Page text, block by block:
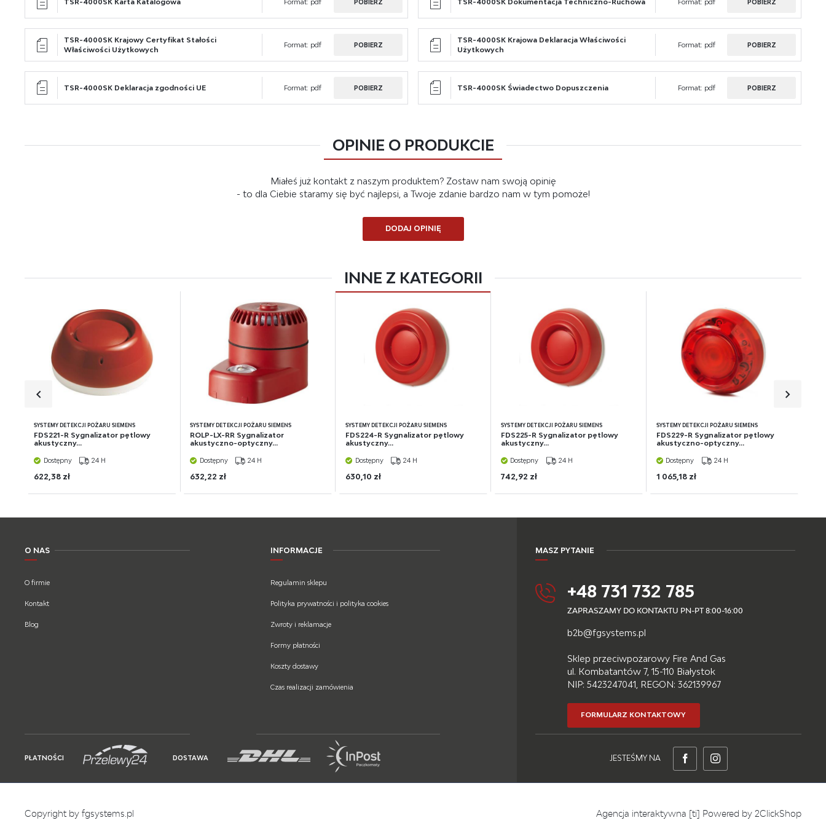
TSR-4000SK Karta Katalogowa Format: pdf POBIERZ TSR-4000SK Dokumentacja Techniczno-Ruchowa Format: pdf POBIERZ
TSR-4000SK Krajowy Certyfikat Stałości
Właściwości Użytkowych
Format: pdf POBIERZ
TSR-4000SK Krajowa Deklaracja Właściwości
Użytkowych
Format: pdf POBIERZ
TSR-4000SK Deklaracja zgodności UE Format: pdf POBIERZ TSR-4000SK Świadectwo Dopuszczenia Format: pdf POBIERZ
OPINIE O PRODUKCIE
Miałeś już kontakt z naszym produktem? Zostaw nam swoją opinię
- to dla Ciebie staramy się być najlepsi, a Twoje zdanie bardzo nam w tym pomoże!
DODAJ OPINIĘ
INNE Z KATEGORII
SYSTEMY DETEKCJI POŻARU SIEMENS
FDS221-R Sygnalizator pętlowy
akustyczny...
Dostępny 24 H
622,38 zł
SYSTEMY DETEKCJI POŻARU SIEMENS
ROLP-LX-RR Sygnalizator
akustyczno-optyczny...
Dostępny 24 H
632,22 zł
SYSTEMY DETEKCJI POŻARU SIEMENS
FDS224-R Sygnalizator pętlowy
akustyczny...
Dostępny 24 H
630,10 zł
SYSTEMY DETEKCJI POŻARU SIEMENS
FDS225-R Sygnalizator pętlowy
akustyczny...
Dostępny 24 H
742,92 zł
SYSTEMY DETEKCJI POŻARU SIEMENS
FDS229-R Sygnalizator pętlowy
akustyczno-optyczny...
Dostępny 24 H
1 065,18 zł
O NAS
O firmie
Kontakt
Blog
INFORMACJE
Regulamin sklepu
Polityka prywatności i polityka cookies
Zwroty i reklamacje
Formy płatności
Koszty dostawy
Czas realizacji zamówienia
MASZ PYTANIE
+48 731 732 785
ZAPRASZAMY DO KONTAKTU PN-PT 8:00-16:00
b2b@fgsystems.pl
Sklep przeciwpożarowy Fire And Gas
ul. Kombatantów 7, 15-110 Białystok
NIP: 5423247041, REGON: 362139967
FORMULARZ KONTAKTOWY
JESTEŚMY NA
PŁATNOŚCI DOSTAWA
Copyright by fgsystems.pl Agencja interaktywna [ti] Powered by2ClickShop